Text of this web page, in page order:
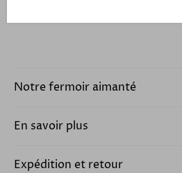
Notre fermoir aimanté
En savoir plus
Expédition et retour